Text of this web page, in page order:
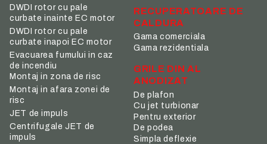
DWDI rotor cu pale
curbate inainte EC motor
DWDI rotor cu pale
curbate inapoi EC motor
Evacuarea fumului in caz
de incendiu
Montaj in zona de risc
Montaj in afara zonei de
risc
JET de impuls
Centrifugale JET de
impuls
RECUPERATOARE DE
CALDURA
Gama comerciala
Gama rezidentiala
GRILE DIN AL
ANODIZAT
De plafon
Cu jet turbionar
Pentru exterior
De podea
Simpla deflexie